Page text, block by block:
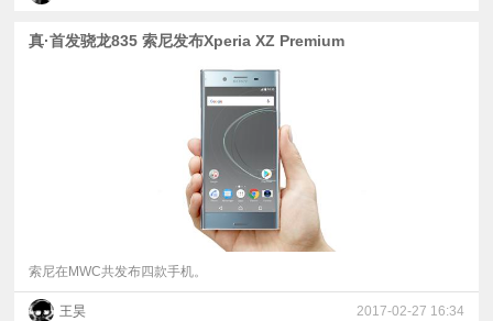
真·首发骁龙835 索尼发布Xperia XZ Premium
索尼在MWC共发布四款手机。
王昊 2017-02-27 16:34